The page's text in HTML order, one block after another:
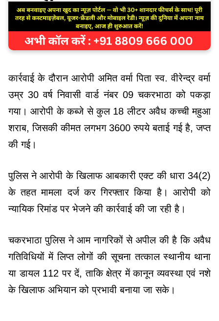
कार्रवाई के दौरान आरोपी अमित वर्मा पिता स्व. वीरेन्द्र वर्मा
उम्र 30 वर्ष निवासी वार्ड नंबर 09 चकरभाठा को पकड़ा
गया। आरोपी के कब्जे से कुल 18 लीटर अवैध कच्ची महुआ
शराब, जिसकी कीमत लगभग 3600 रुपये बताई गई है, जप्त
की गई।
पुलिस ने आरोपी के खिलाफ आबकारी एक्ट की धारा 34(2)
के तहत मामला दर्ज कर गिरफ्तार किया है। आरोपी को
न्यायिक रिमांड पर भेजने की कार्रवाई की जा रही है।
चकरभाठा पुलिस ने आम नागरिकों से अपील की है कि अवैध
गतिविधियों में लिप्त लोगों की सूचना तत्काल स्थानीय थाना
या डायल 112 पर दें, ताकि क्षेत्र में कानून व्यवस्था एवं नशे
के खिलाफ अभियान को प्रभावी बनाया जा सके।